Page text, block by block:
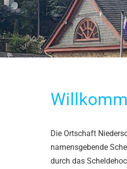
Die Ortschaft
namensgebende
durch das